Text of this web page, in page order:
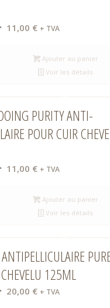
Le 11,00 €Le
actuel
est :
+ TVA
Ajouter au panier
Voir les détails
PURITY ANTI-
POUR CUIR
Le 11,00 €Le
actuel
est :
+ TVA
Ajouter au panier
Voir les détails
125ML
Le 20,00 €Le+ TVA